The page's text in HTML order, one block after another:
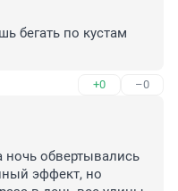
бегать по кустам
+0 –0
обвертывались
эффект, но